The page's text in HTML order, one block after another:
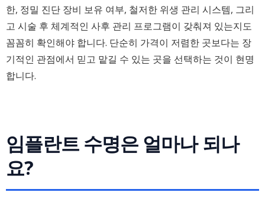
한, 정밀 진단 장비 보유 여부, 철저한 위생 관리 시스템, 그리
고 시술 후 체계적인 사후 관리 프로그램이 갖춰져 있는지도
꼼꼼히 확인해야 합니다. 단순히 가격이 저렴한 곳보다는 장
기적인 관점에서 믿고 맡길 수 있는 곳을 선택하는 것이 현명
합니다.
임플란트 수명은 얼마나 되나
요?